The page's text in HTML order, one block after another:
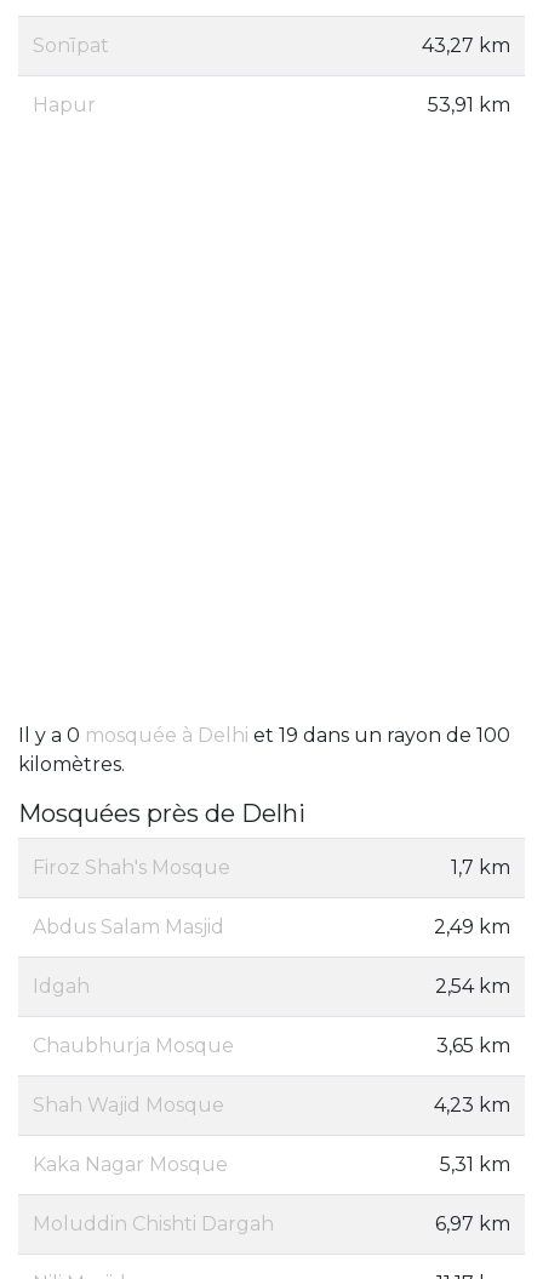
Sonīpat 43,27 km
Hapur 53,91 km
Il y a 0 mosquée à Delhi et 19 dans un rayon de 100
kilomètres.
Mosquées près de Delhi
Firoz Shah's Mosque 1,7 km
Abdus Salam Masjid 2,49 km
Idgah 2,54 km
Chaubhurja Mosque 3,65 km
Shah Wajid Mosque 4,23 km
Kaka Nagar Mosque 5,31 km
Moluddin Chishti Dargah 6,97 km